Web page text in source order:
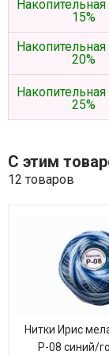
15%
20%
25%
С этим
12 товаров
Нитки Ирис
Р-08 синий/